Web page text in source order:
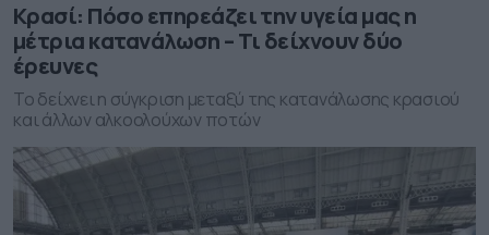
Κρασί: Πόσο επηρεάζει την υγεία μας η
μέτρια κατανάλωση – Τι δείχνουν δύο
έρευνες
Το δείχνει η σύγκριση μεταξύ της κατανάλωσης κρασιού
και άλλων αλκοολούχων ποτών